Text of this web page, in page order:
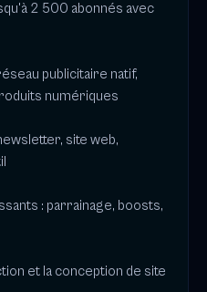
2 500 abonnés avec
publicitaire natif,
numériques
site web,
: parrainage, boosts,
et la conception de site